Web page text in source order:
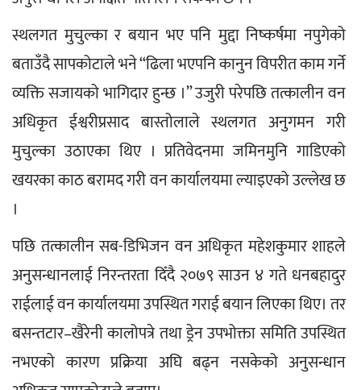
स्थलगत मुचुल्का र बयान भए पनि मुद्दा निष्कर्षमा नपुगेको
बताउँदै सापकोटाले भने “ढिला भएपनि कानुन विपरीत काम गर्ने
व्यक्ति सजायको भागिदार हुन्छ ।” उजुरी परेपछि तत्कालीन वन
अधिकृत ईश्वरीप्रसाद बास्तोलाले स्थलगत अनुगमन गरी
मुचुल्का उठाएका थिए । प्रतिवेदनमा जमिनमुनि गाडिएको
खयरका काठ बरामद गरी वन कार्यालयमा ल्याइएको उल्लेख छ
।
पछि तत्कालीन सब-डिभिजन वन अधिकृत महेशकुमार शाहले
अनुसन्धानलाई निरन्तरता दिँदै २०७९ साउन ४ गते धनबहादुर
राईलाई वन कार्यालयमा उपस्थित गराई बयान लिएका थिए। तर
बसन्तटार–खैरेनी कालोपत्रे तथा ड्रेन उपभोक्ता समिति उपस्थित
नभएको कारण प्रक्रिया अघि बढ्न नसकेको अनुसन्धान